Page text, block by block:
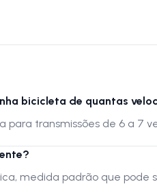
bicicleta de quantas
para transmissões de 6 a
medida padrão que